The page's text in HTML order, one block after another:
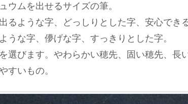
ウムを出せるサイズの筆。
るような字、どっしりとした字、安心でき
うな字、儚げな字、すっきりとした字。
選びます。やわらかい穂先、固い穂先、長
すいもの。